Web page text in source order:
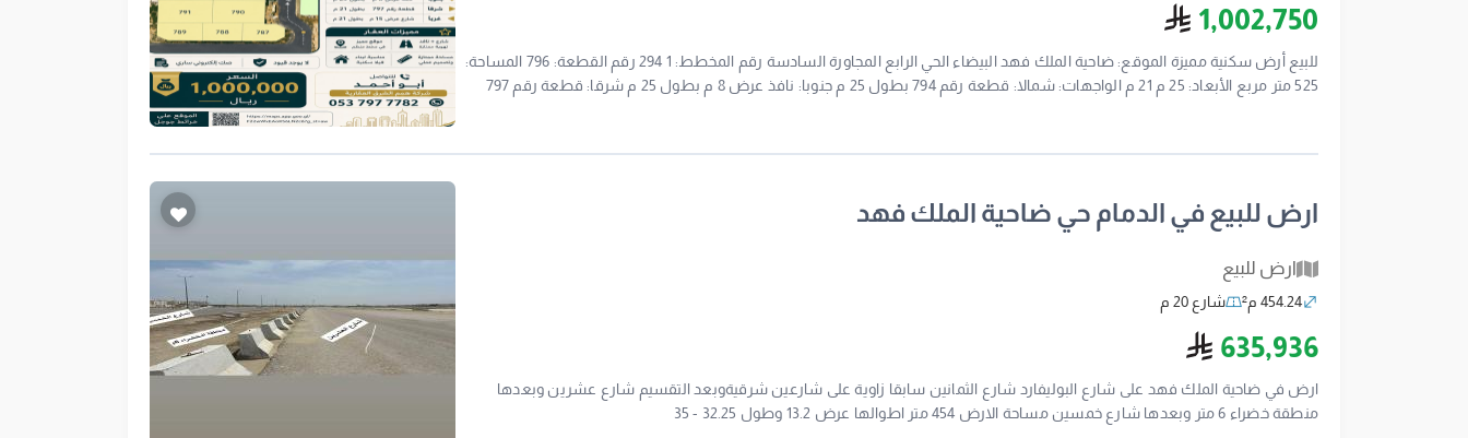
1,002,750
للبيع أرض سكنية مميزة الموقع: ضاحية الملك فهد البيضاء الحي الرابع المجاورة السادسة رقم المخطط: 1 294 رقم القطعة: 796 المساحة:
525 متر مربع الأبعاد: 25 م 21 م الواجهات: شمالا: قطعة رقم 794 بطول 25 م جنوبا: نافذ عرض 8 م بطول 25 م شرقا: قطعة رقم 797
السعر: 1,000,000 ريال للتواصل:أبو أحمدشركة همم الشرق العقارية0537977782
ارض للبيع في الدمام حي ضاحية الملك فهد
ارض للبيع
454.24 م² شارع 20 م
635,936
ارض في ضاحية الملك فهد على شارع البوليفارد شارع الثمانين سابقا زاوية على شارعين شرقيةوبعد التقسيم شارع عشرين وبعدها
منطقة خضراء 6 متر وبعدها شارع خمسين مساحة الارض 454 متر اطوالها عرض 13.2 وطول 32.25 - 35